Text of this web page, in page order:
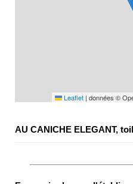
Leaflet | données ©
AU CANICHE ELEGANT,